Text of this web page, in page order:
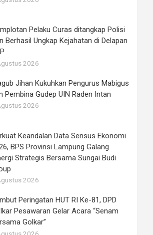
Pelaku Curas ditangkap Polisi
Berhasil Ungkap Kejahatan di Delapan
2026
Jihan Kukuhkan Pengurus Mabigus
Pembina Gudep UIN Raden Intan
2026
Keandalan Data Sensus Ekonomi
BPS Provinsi Lampung Galang
Strategis Bersama Sungai Budi
2026
Peringatan HUT RI Ke-81, DPD
Pesawaran Gelar Acara “Senam
Golkar”